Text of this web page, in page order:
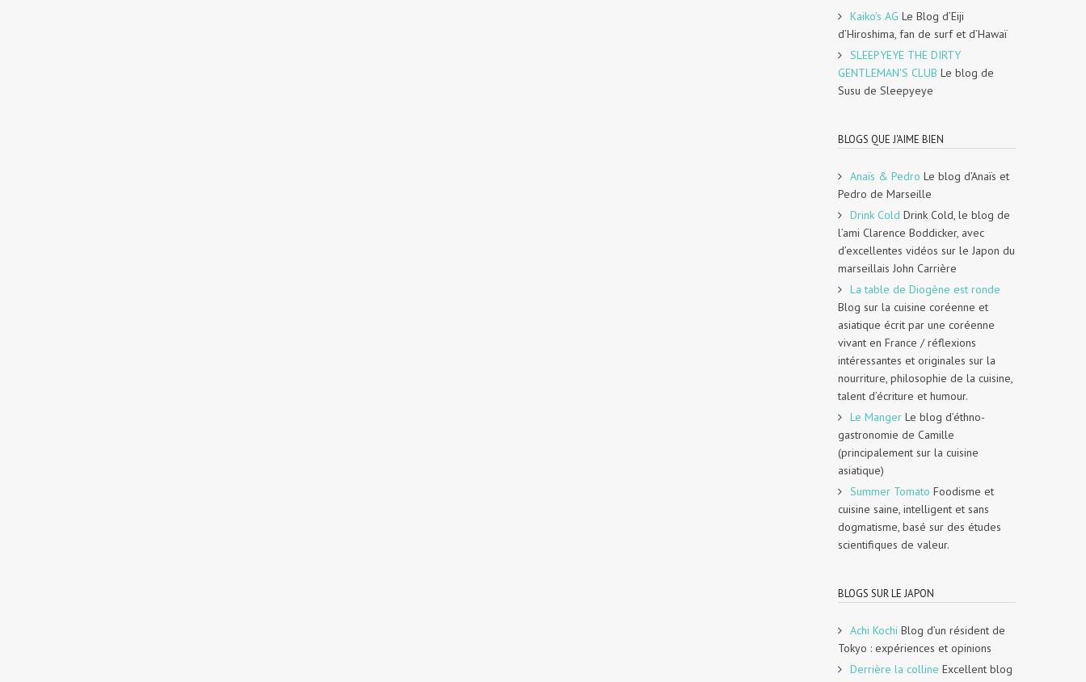
Kaiko's AG Le Blog d’Eiji
d’Hiroshima, fan de surf et d’Hawaï
SLEEPYEYE THE DIRTY
GENTLEMAN'S CLUB Le blog de
Susu de Sleepyeye
BLOGS QUE J'AIME BIEN
Anaïs & Pedro Le blog d’Anaïs et
Pedro de Marseille
Drink Cold Drink Cold, le blog de
l’ami Clarence Boddicker, avec
d’excellentes vidéos sur le Japon du
marseillais John Carrière
La table de Diogène est ronde
Blog sur la cuisine coréenne et
asiatique écrit par une coréenne
vivant en France / réflexions
intéressantes et originales sur la
nourriture, philosophie de la cuisine,
talent d’écriture et humour.
Le Manger Le blog d’éthno-
gastronomie de Camille
(principalement sur la cuisine
asiatique)
Summer Tomato Foodisme et
cuisine saine, intelligent et sans
dogmatisme, basé sur des études
scientifiques de valeur.
BLOGS SUR LE JAPON
Achi Kochi Blog d’un résident de
Tokyo : expériences et opinions
Derrière la colline Excellent blog